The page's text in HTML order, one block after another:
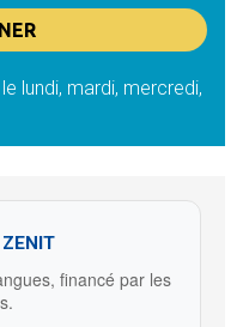
lundi, mardi, mercredi,
financé par les